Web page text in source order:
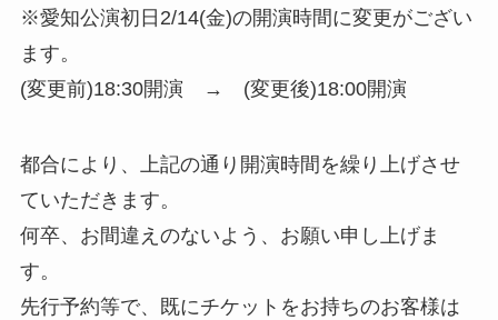
※愛知公演初日2/14(金)の開演時間に変更がござい
ます。
(変更前)18:30開演 → (変更後)18:00開演
都合により、上記の通り開演時間を繰り上げさせ
ていただきます。
何卒、お間違えのないよう、お願い申し上げま
す。
先行予約等で、既にチケットをお持ちのお客様は